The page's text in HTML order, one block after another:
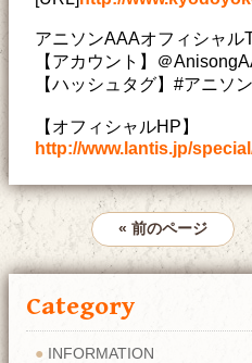
アニソンAAAオフィシャル
【アカウント】＠
【ハッシュタグ】#アニソ
【オフィシャルHP】
http://www.lantis.jp/
« 前のページ
Category
INFORMATION